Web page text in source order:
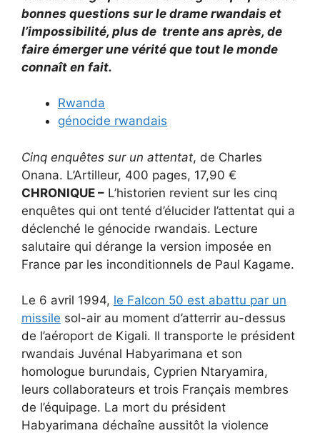
bonnes questions sur le drame rwandais et
l’impossibilité, plus de trente ans après, de
faire émerger une vérité que tout le monde
connaît en fait.
Rwanda
génocide rwandais
Cinq enquêtes sur un attentat, de Charles
Onana. L’Artilleur, 400 pages, 17,90 €
CHRONIQUE – L’historien revient sur les cinq
enquêtes qui ont tenté d’élucider l’attentat qui a
déclenché le génocide rwandais. Lecture
salutaire qui dérange la version imposée en
France par les inconditionnels de Paul Kagame.
Le 6 avril 1994, le Falcon 50 est abattu par un
missile sol-air au moment d’atterrir au-dessus
de l’aéroport de Kigali. Il transporte le président
rwandais Juvénal Habyarimana et son
homologue burundais, Cyprien Ntaryamira,
leurs collaborateurs et trois Français membres
de l’équipage. La mort du président
Habyarimana déchaîne aussitôt la violence